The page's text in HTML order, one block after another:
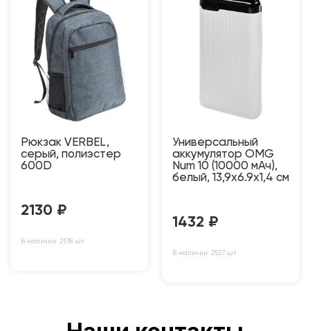
Рюкзак VERBEL,
серый, полиэстер
600D
2130 ₽
В наличии: 2178 шт
Универсальный
аккумулятор OMG
Num 10 (10000 мАч),
белый, 13,9х6.9х1,4 см
1432 ₽
В наличии: 2527 шт